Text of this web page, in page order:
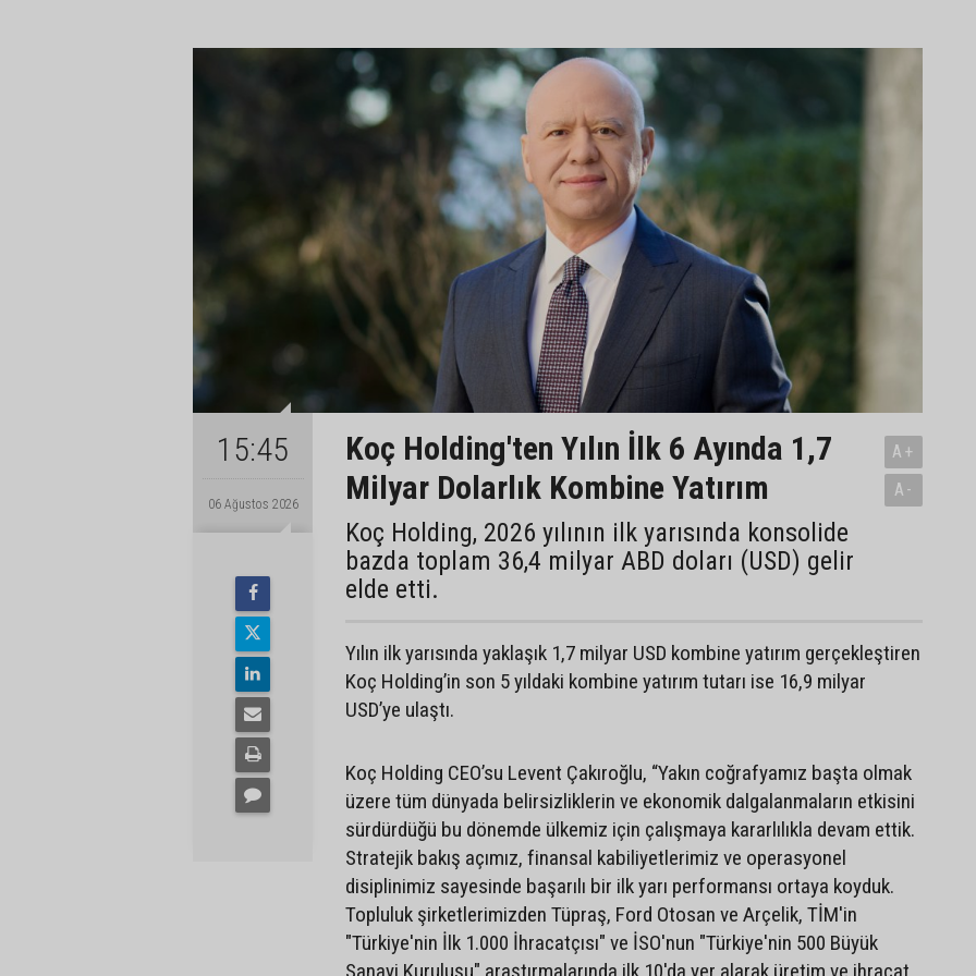
15:45
06 Ağustos 2026
Koç Holding'ten Yılın İlk 6 Ayında 1,7
Milyar Dolarlık Kombine Yatırım
Koç Holding, 2026 yılının ilk yarısında konsolide
bazda toplam 36,4 milyar ABD doları (USD) gelir
elde etti.
A+
A-
Yılın ilk yarısında yaklaşık 1,7 milyar USD kombine yatırım gerçekleştiren
Koç Holding’in son 5 yıldaki kombine yatırım tutarı ise 16,9 milyar
USD’ye ulaştı.
Koç Holding CEO’su Levent Çakıroğlu, “Yakın coğrafyamız başta olmak
üzere tüm dünyada belirsizliklerin ve ekonomik dalgalanmaların etkisini
sürdürdüğü bu dönemde ülkemiz için çalışmaya kararlılıkla devam ettik.
Stratejik bakış açımız, finansal kabiliyetlerimiz ve operasyonel
disiplinimiz sayesinde başarılı bir ilk yarı performansı ortaya koyduk.
Topluluk şirketlerimizden Tüpraş, Ford Otosan ve Arçelik, TİM'in
"Türkiye'nin İlk 1.000 İhracatçısı" ve İSO'nun "Türkiye'nin 500 Büyük